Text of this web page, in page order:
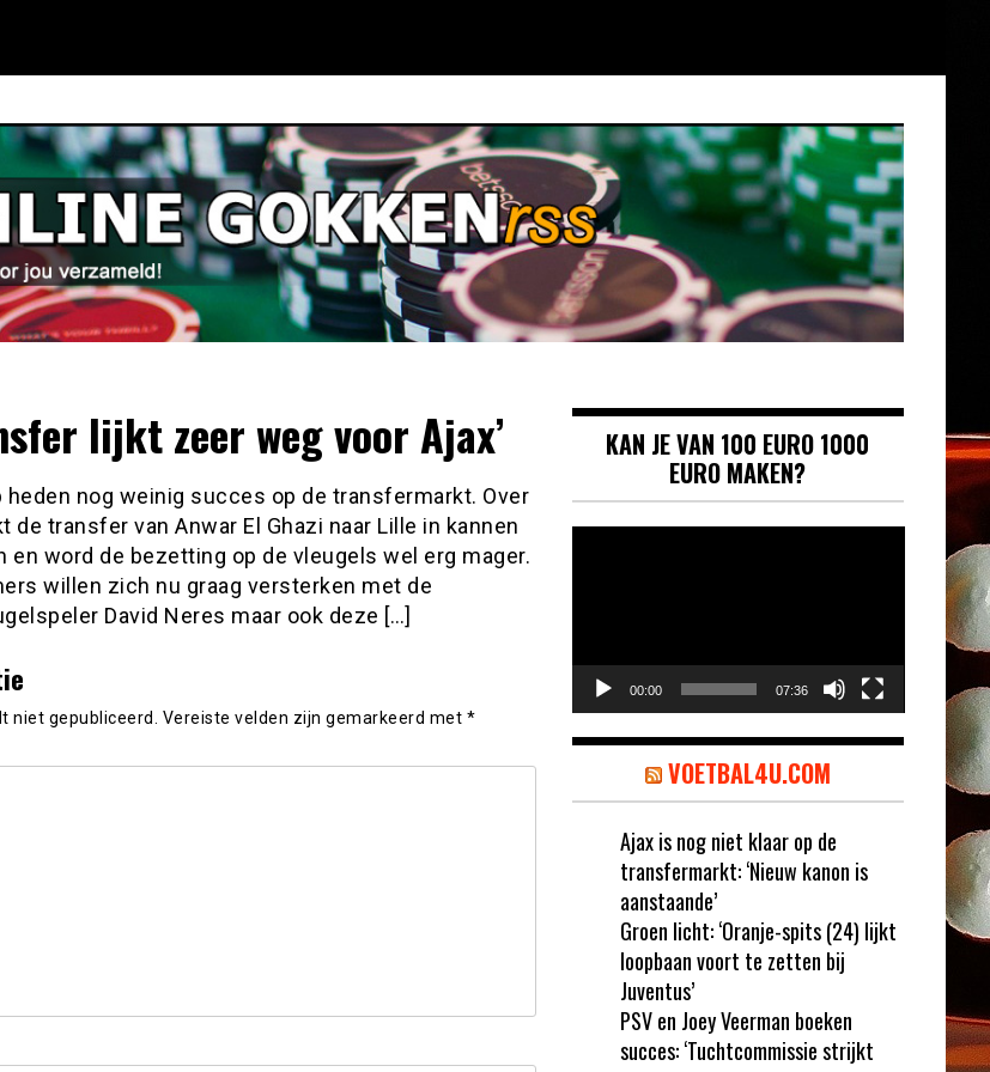
lijkt zeer weg voor Ajax’
nog weinig succes op de transfermarkt. Over
de transfer van Anwar El Ghazi naar Lille in kannen
en word de bezetting op de vleugels wel erg mager.
willen zich nu graag versterken met de
David Neres maar ook deze […]
niet gepubliceerd. Vereiste velden zijn gemarkeerd met *
KAN JE VAN 100 EURO 1000
EURO MAKEN?
00:00 07:36
VOETBAL4U.COM
Ajax is nog niet klaar op de
transfermarkt: ‘Nieuw kanon is
aanstaande’
Groen licht: ‘Oranje-spits (24) lijkt
loopbaan voort te zetten bij
Juventus’
PSV en Joey Veerman boeken
succes: ‘Tuchtcommissie strijkt